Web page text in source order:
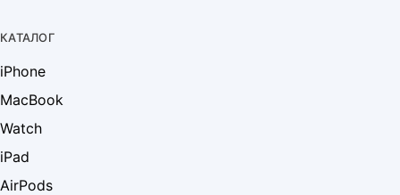
КАТАЛОГ
iPhone
MacBook
Watch
iPad
AirPods